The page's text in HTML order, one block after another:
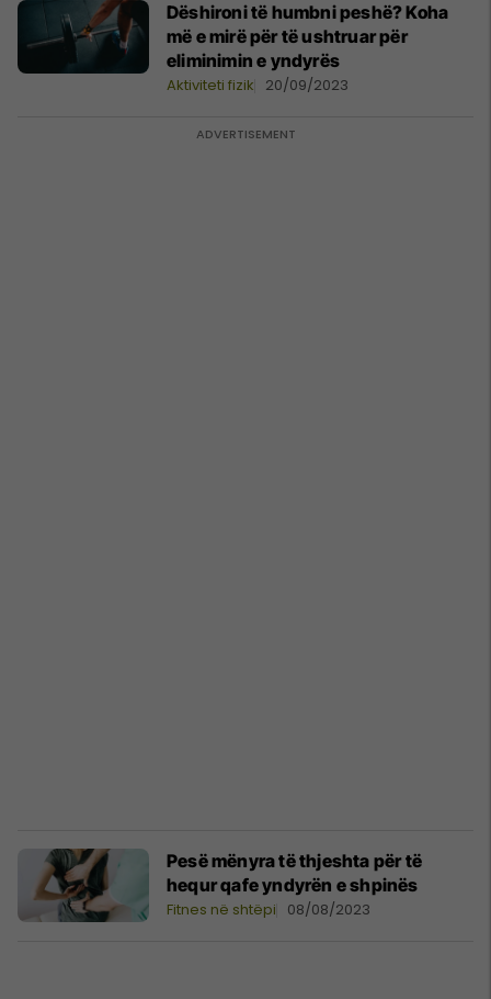
Dëshironi të humbni peshë? Koha
më e mirë për të ushtruar për
eliminimin e yndyrës
Aktiviteti fizik 20/09/2023
Pesë mënyra të thjeshta për të
hequr qafe yndyrën e shpinës
Fitnes në shtëpi 08/08/2023